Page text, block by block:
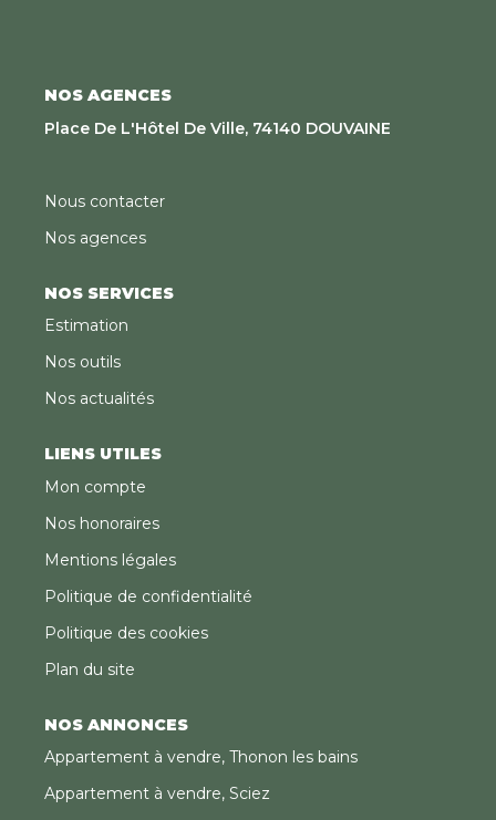
NOS AGENCES
Place De L'Hôtel De Ville, 74140 DOUVAINE
Nous contacter
Nos agences
NOS SERVICES
Estimation
Nos outils
Nos actualités
LIENS UTILES
Mon compte
Nos honoraires
Mentions légales
Politique de confidentialité
Politique des cookies
Plan du site
NOS ANNONCES
Appartement à vendre, Thonon les bains
Appartement à vendre, Sciez